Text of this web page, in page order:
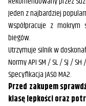
Jeden z najbardziej
Współpracuje z
biegów.
Utrzymuje silnik w
Normy API SM / SL / SJ / SH
Specyfikacja JASO MA2.
Przed zakupem
klasę lepkości oraz